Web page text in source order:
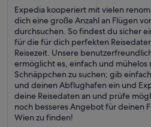
Expedia kooperiert mit vielen
dich eine große Anzahl an Flügen
durchsuchen. So findest du sicher
für die für dich perfekten
Reisezeit. Unsere
ermöglicht es, einfach und
Schnäppchen zu suchen; gib
und deinen Abflughafen ein und
deine Reisedaten an und prüfe
noch besseres Angebot für deinen
Wien zu finden!